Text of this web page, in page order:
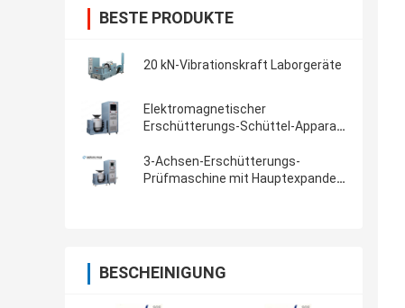
BESTE PRODUKTE
20 kN-Vibrationskraft Laborgeräte
Elektromagnetischer
Erschütterungs-Schüttel-Apparat
Erschütterungs-Prüfung
3-Achsen-Erschütterungs-
Prüfmaschine mit Hauptexpander-
BESCHEINIGUNG